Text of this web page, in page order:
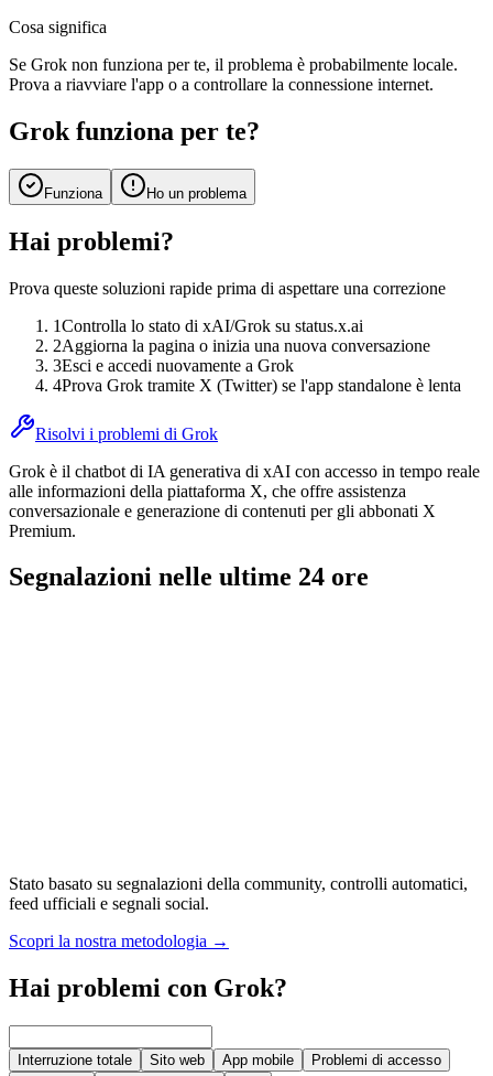
Cosa significa
Se Grok non funziona per te, il problema è probabilmente locale.
Prova a riavviare l'app o a controllare la connessione internet.
Grok funziona per te?
Funziona Ho un problema
Hai problemi?
Prova queste soluzioni rapide prima di aspettare una correzione
1Controlla lo stato di xAI/Grok su status.x.ai
2Aggiorna la pagina o inizia una nuova conversazione
3Esci e accedi nuovamente a Grok
4Prova Grok tramite X (Twitter) se l'app standalone è lenta
Risolvi i problemi di Grok
Grok è il chatbot di IA generativa di xAI con accesso in tempo reale
alle informazioni della piattaforma X, che offre assistenza
conversazionale e generazione di contenuti per gli abbonati X
Premium.
Segnalazioni nelle ultime 24 ore
Stato basato su segnalazioni della community, controlli automatici,
feed ufficiali e segnali social.
Scopri la nostra metodologia →
Hai problemi con Grok?
Interruzione totale Sito web App mobile
Problemi di accesso